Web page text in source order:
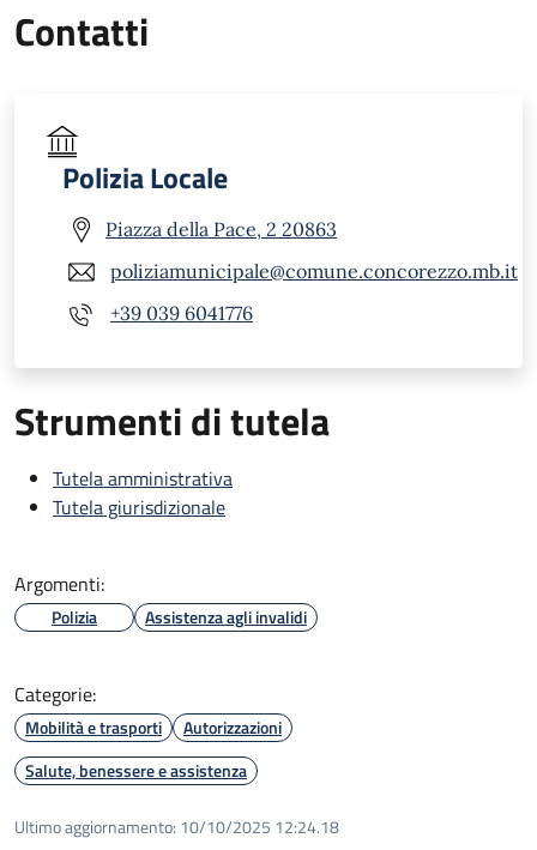
Contatti
Polizia Locale
Piazza della Pace, 2 20863
poliziamunicipale@comune.concorezzo.mb.it
+39 039 6041776
Strumenti di tutela
Tutela amministrativa
Tutela giurisdizionale
Argomenti:
Polizia Assistenza agli invalidi
Categorie:
Mobilità e trasporti
Autorizzazioni
Salute, benessere e assistenza
Ultimo aggiornamento: 10/10/2025 12:24.18